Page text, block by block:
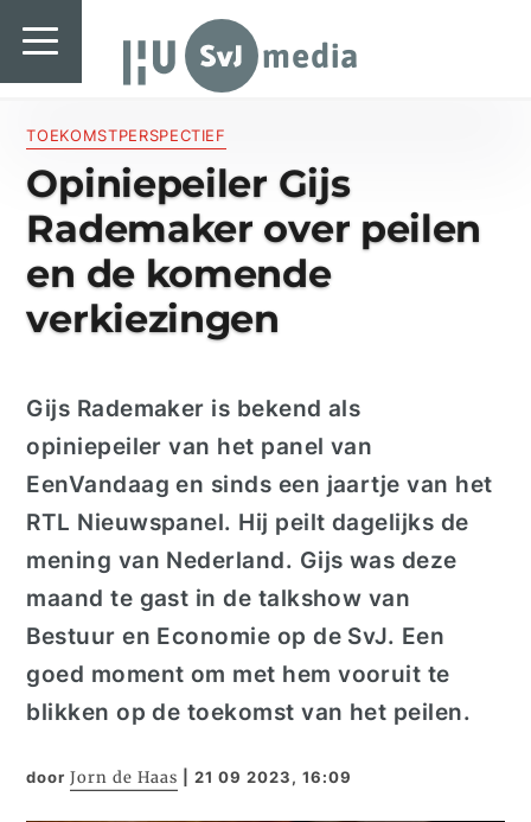
SvJ media
TOEKOMSTPERSPECTIEF
Opiniepeiler Gijs
Rademaker over peilen
en de komende
verkiezingen
Gijs Rademaker is bekend als
opiniepeiler van het panel van
EenVandaag en sinds een jaartje van het
RTL Nieuwspanel. Hij peilt dagelijks de
mening van Nederland. Gijs was deze
maand te gast in de talkshow van
Bestuur en Economie op de SvJ. Een
goed moment om met hem vooruit te
blikken op de toekomst van het peilen.
doorJorn de Haas |21 09 2023, 16:09
SvJ media
Landelijk
Regionaal
Specials & International
In de praktijk
Freelancebureau
Introductiefestival
Agenda & Vacatures